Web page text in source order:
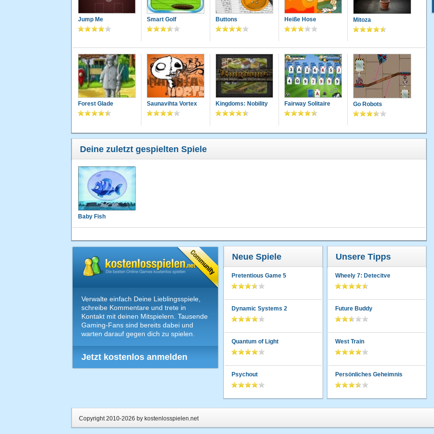
Jump Me Smart Golf Buttons Heiße Hose Mitoza
Forest Glade Saunavihta Vortex Kingdoms: Nobility Fairway Solitaire Go Robots
Deine zuletzt gespielten Spiele
Baby Fish
Verwalte einfach Deine Lieblingsspiele,
schreibe Kommentare und trete in
Kontakt mit deinen Mitspielern. Tausende
Gaming-Fans sind bereits dabei und
warten darauf gegen dich zu spielen.
Jetzt kostenlos anmelden
Neue Spiele
Pretentious Game 5
Dynamic Systems 2
Quantum of Light
Psychout
Unsere Tipps
Wheely 7: Detecitve
Future Buddy
West Train
Persönliches Geheimnis
Copyright 2010-2026 by kostenlosspielen.net